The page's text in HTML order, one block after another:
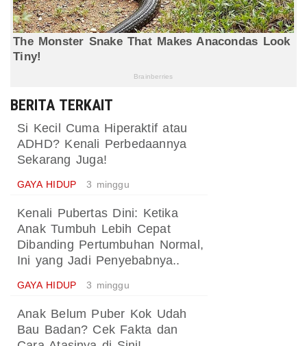
BERITA TERKAIT
Si Kecil Cuma Hiperaktif atau
ADHD? Kenali Perbedaannya
Sekarang Juga!
GAYA HIDUP 3 minggu
Kenali Pubertas Dini: Ketika
Anak Tumbuh Lebih Cepat
Dibanding Pertumbuhan Normal,
Ini yang Jadi Penyebabnya..
GAYA HIDUP 3 minggu
Anak Belum Puber Kok Udah
Bau Badan? Cek Fakta dan